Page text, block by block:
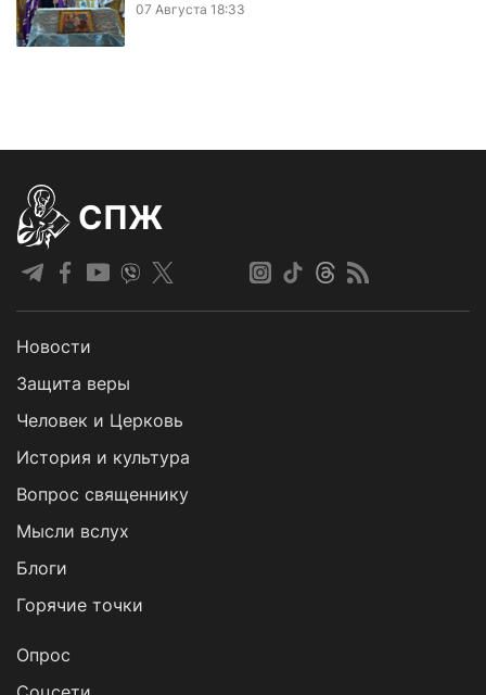
07 Августа 18:33
СПЖ
Новости
Защита веры
Человек и Церковь
История и культура
Вопрос священнику
Мысли вслух
Блоги
Горячие точки
Опрос